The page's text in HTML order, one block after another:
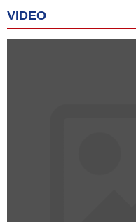
VIDEO